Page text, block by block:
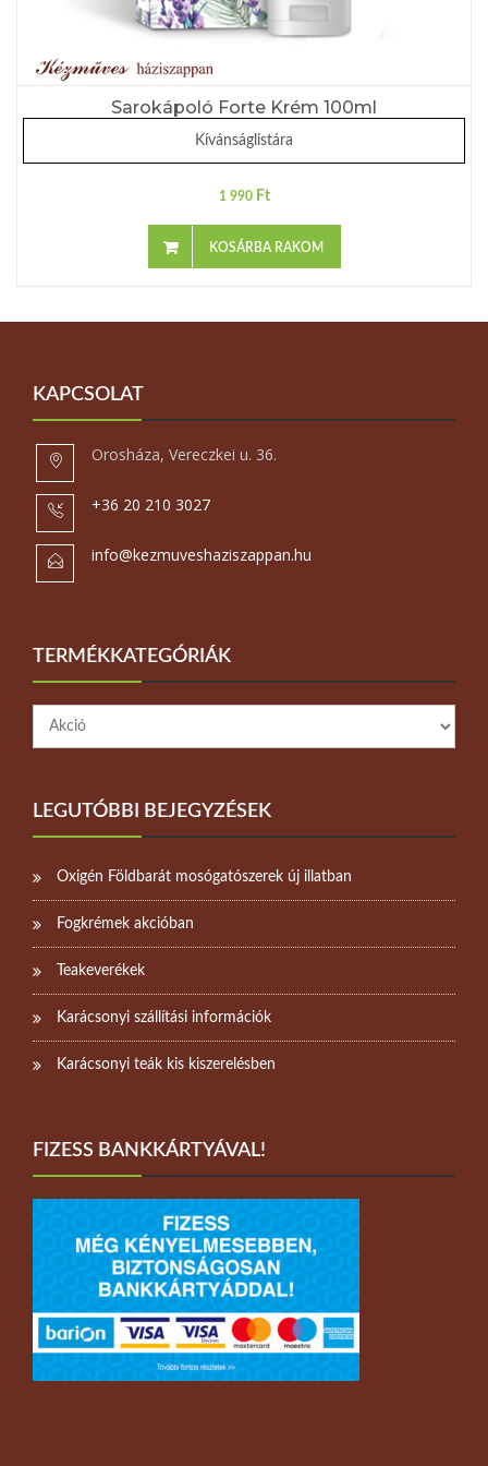
Sarokápoló Forte Krém 100ml
Kívánságlistára
1 990 Ft
KOSÁRBA RAKOM
KAPCSOLAT
Orosháza, Vereczkei u. 36.
+36 20 210 3027
info@kezmuveshaziszappan.hu
TERMÉKKATEGÓRIÁK
LEGUTÓBBI BEJEGYZÉSEK
Oxigén Földbarát mosógatószerek új illatban
Fogkrémek akcióban
Teakeverékek
Karácsonyi szállítási információk
Karácsonyi teák kis kiszerelésben
FIZESS BANKKÁRTYÁVAL!